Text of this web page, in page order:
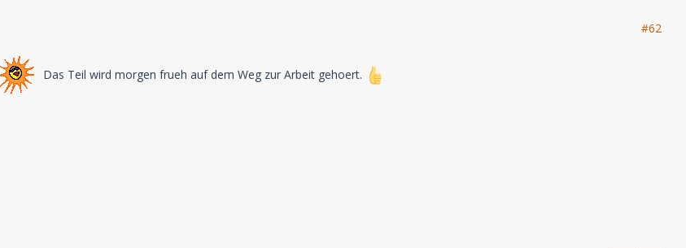
#62
Das Teil wird morgen frueh auf dem Weg zur Arbeit gehoert.